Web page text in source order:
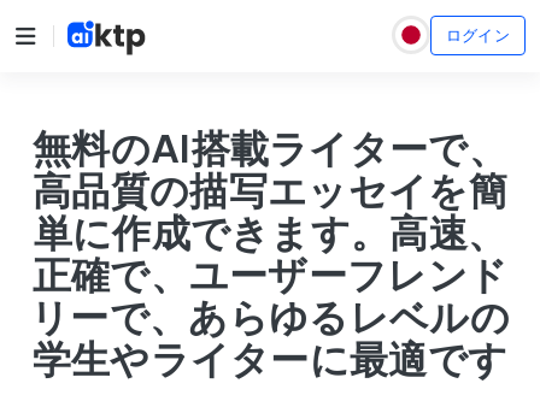
ログイン
無料のAI搭載ライターで、
高品質の描写エッセイを簡
単に作成できます。高速、
正確で、ユーザーフレンド
リーで、あらゆるレベルの
学生やライターに最適です